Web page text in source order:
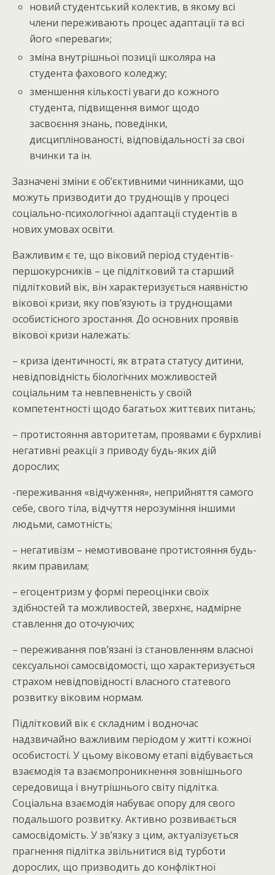
новий студентський колектив, в якому всі
члени переживають процес адаптації та всі
його «переваги»;
зміна внутрішньої позиції школяра на
студента фахового коледжу;
зменшення кількості уваги до кожного
студента, підвищення вимог щодо
засвоєння знань, поведінки,
дисциплінованості, відповідальності за свої
вчинки та ін.
Зазначені зміни є об’єктивними чинниками, що
можуть призводити до труднощів у процесі
соціально-психологічної адаптації студентів в
нових умовах освіти.
Важливим є те, що віковий період студентів-
першокурсників – це підлітковий та старший
підлітковий вік, він характеризується наявністю
вікової кризи, яку пов’язують із труднощами
особистісного зростання. До основних проявів
вікової кризи належать:
– криза ідентичності, як втрата статусу дитини,
невідповідність біологічних можливостей
соціальним та невпевненість у своїй
компетентності щодо багатьох життєвих питань;
– протистояння авторитетам, проявами є бурхливі
негативні реакції з приводу будь-яких дій
дорослих;
-переживання «відчуження», неприйняття самого
себе, свого тіла, відчуття нерозуміння іншими
людьми, самотність;
– негативізм – немотивоване протистояння будь-
яким правилам;
– егоцентризм у формі переоцінки своїх
здібностей та можливостей, зверхнє, надмірне
ставлення до оточуючих;
– переживання пов’язані із становленням власної
сексуальної самосвідомості, що характеризується
страхом невідповідності власного статевого
розвитку віковим нормам.
Підлітковий вік є складним і водночас
надзвичайно важливим періодом у житті кожної
особистості. У цьому віковому етапі відбувається
взаємодія та взаємопроникнення зовнішнього
середовища і внутрішнього світу підлітка.
Соціальна взаємодія набуває опору для свого
подальшого розвитку. Активно розвивається
самосвідомість. У зв’язку з цим, актуалізується
прагнення підлітка звільнитися від турботи
дорослих, що призводить до конфліктної